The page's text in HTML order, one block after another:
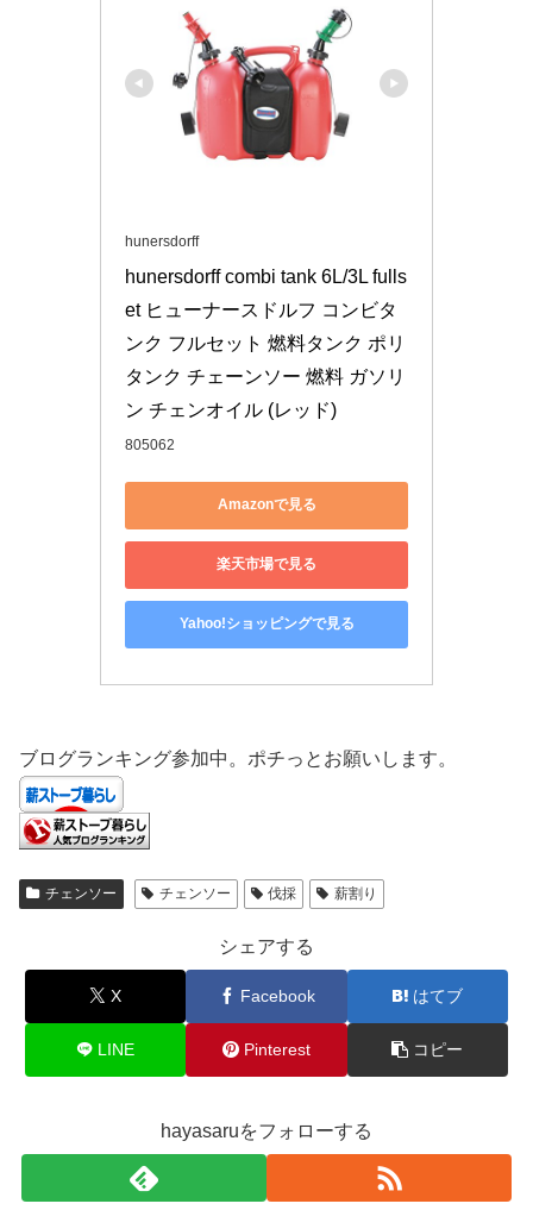
hunersdorff
hunersdorff combi tank 6L/3L fulls
et ヒューナースドルフ コンビタ
ンク フルセット 燃料タンク ポリ
タンク チェーンソー 燃料 ガソリ
ン チェンオイル (レッド)
805062
Amazonで見る
楽天市場で見る
Yahoo!ショッピングで見る
ブログランキング参加中。ポチっとお願いします。
チェンソー チェンソー 伐採 薪割り
シェアする
X Facebook はてブ
LINE Pinterest コピー
hayasaruをフォローする